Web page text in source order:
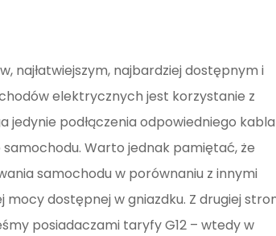
najłatwiejszym, najbardziej dostępnym i
elektrycznych jest korzystanie z
jedynie podłączenia odpowiedniego
Warto jednak pamiętać, że
samochodu w porównaniu z innymi
mocy dostępnej w gniazdku. Z drugiej
posiadaczami taryfy G12 – wtedy w